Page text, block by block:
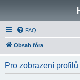
FAQ
Obsah fóra
Pro zobrazení